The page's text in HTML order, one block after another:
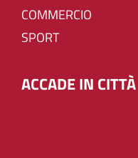
COMMERCIO
SPORT
ACCADE IN CITTÀ